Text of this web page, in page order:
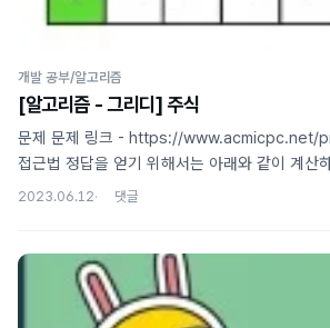
개발 공부/알고리즘
[알고리즘 - 그리디] 주식
문제 문제 링크 - https://www.acmicpc.net/
접근법 정답을 얻기 위해서는 아래와 같이 계산
가격 이후에 더 비싼 가격이 있으면 -> 오늘 주식
문제는 이를 구현하는 방법인데, 처음에는 단순
앞에서부터 순회하며 계산을 시도했다. 코드는
main()에서 입력 처리 후 solution을 부르도록
2023.06.12